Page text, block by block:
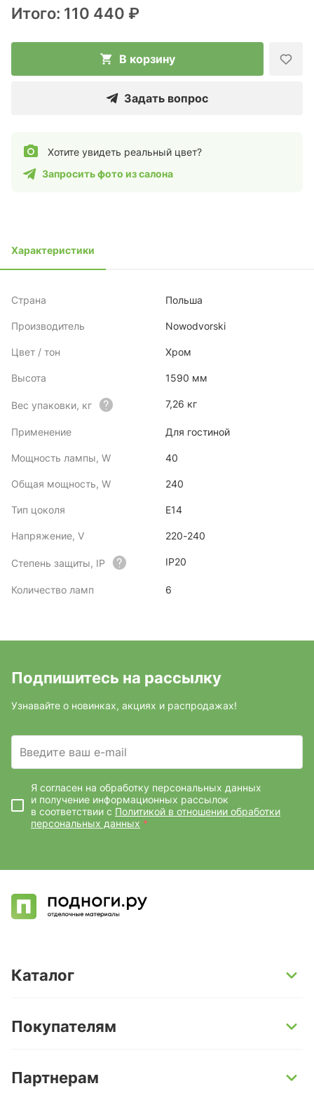
Итого: 110 440 ₽
В корзину
Задать вопрос
Хотите увидеть реальный цвет?
Запросить фото из салона
Характеристики
Страна Польша
Производитель Nowodvorski
Цвет / тон Хром
Высота 1590 мм
Вес упаковки, кг 7,26 кг
Применение Для гостиной
Мощность лампы, W 40
Общая мощность, W 240
Тип цоколя E14
Напряжение, V 220-240
Степень защиты, IP IP20
Количество ламп 6
Подпишитесь на рассылку
Узнавайте о новинках, акциях и распродажах!
Введите ваш e-mail
Я согласен на обработку персональных данных
и получение информационных рассылок
в соответствии с Политикой в отношении обработки
персональных данных *
Каталог
Кварц-винил и LVT-плитка
Ламинат
Покупателям
Условия доставки
Партнерам